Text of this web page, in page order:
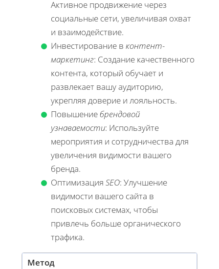
Активное продвижение через
социальные сети, увеличивая охват
и взаимодействие.
Инвестирование в контент-
маркетинг: Создание качественного
контента, который обучает и
развлекает вашу аудиторию,
укрепляя доверие и лояльность.
Повышениебрендовой
узнаваемости: Используйте
мероприятия и сотрудничества для
увеличения видимости вашего
бренда.
Оптимизация SEO: Улучшение
видимости вашего сайта в
поисковых системах, чтобы
привлечь больше органического
трафика.
Метод